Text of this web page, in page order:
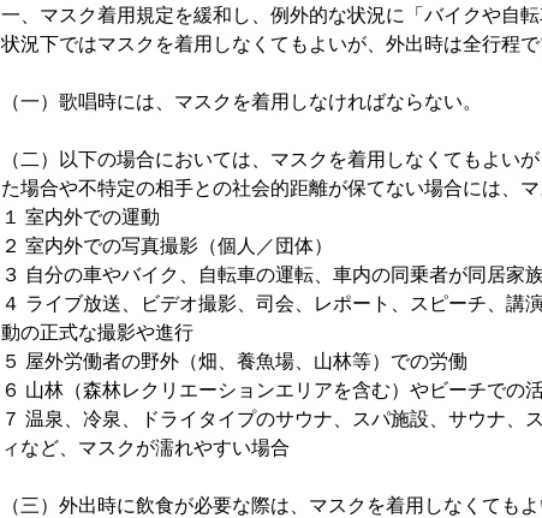
一、マスク着用規定を緩和し、例外的な状況に「バイクや自
状況下ではマスクを着用しなくてもよいが、外出時は全行程
（一）歌唱時には、マスクを着用しなければならない。
（二）以下の場合においては、マスクを着用しなくてもよい
た場合や不特定の相手との社会的距離が保てない場合には、
１ 室内外での運動
２ 室内外での写真撮影（個人／団体）
３ 自分の車やバイク、自転車の運転、車内の同乗者が同居家
４ ライブ放送、ビデオ撮影、司会、レポート、スピーチ、講
動の正式な撮影や進行
５ 屋外労働者の野外（畑、養魚場、山林等）での労働
６ 山林（森林レクリエーションエリアを含む）やビーチでの
７ 温泉、冷泉、ドライタイプのサウナ、スパ施設、サウナ、
ィなど、マスクが濡れやすい場合
（三）外出時に飲食が必要な際は、マスクを着用しなくてもよ